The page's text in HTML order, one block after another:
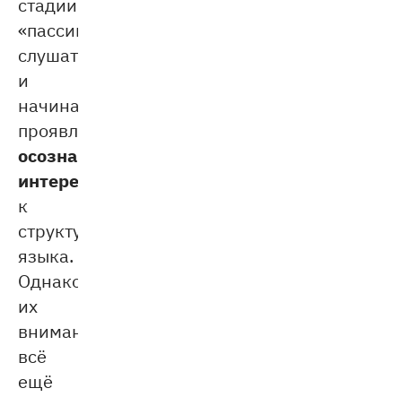
«пассивного
слушателя»
и
начинают
проявлять
осознанный
интерес
к
структуре
языка.
Однако
их
внимание
всё
ещё